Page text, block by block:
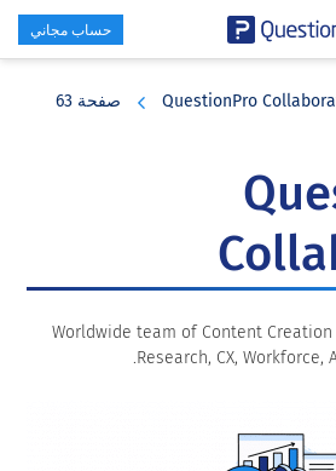
حساب مجاني
صفحة 63
Worldwide team of Content
Research, CX, Workforce,